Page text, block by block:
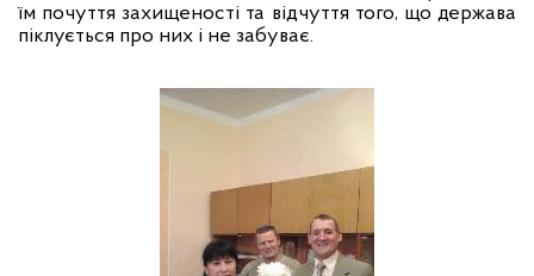
їм почуття захищеності та відчуття того, що держава
піклується про них і не забуває.